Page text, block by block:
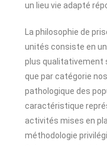
un lieu vie adapté
La philosophie de
unités consiste en
plus qualitativement
que par catégorie
pathologique des
caractéristique
activités mises en
méthodologie